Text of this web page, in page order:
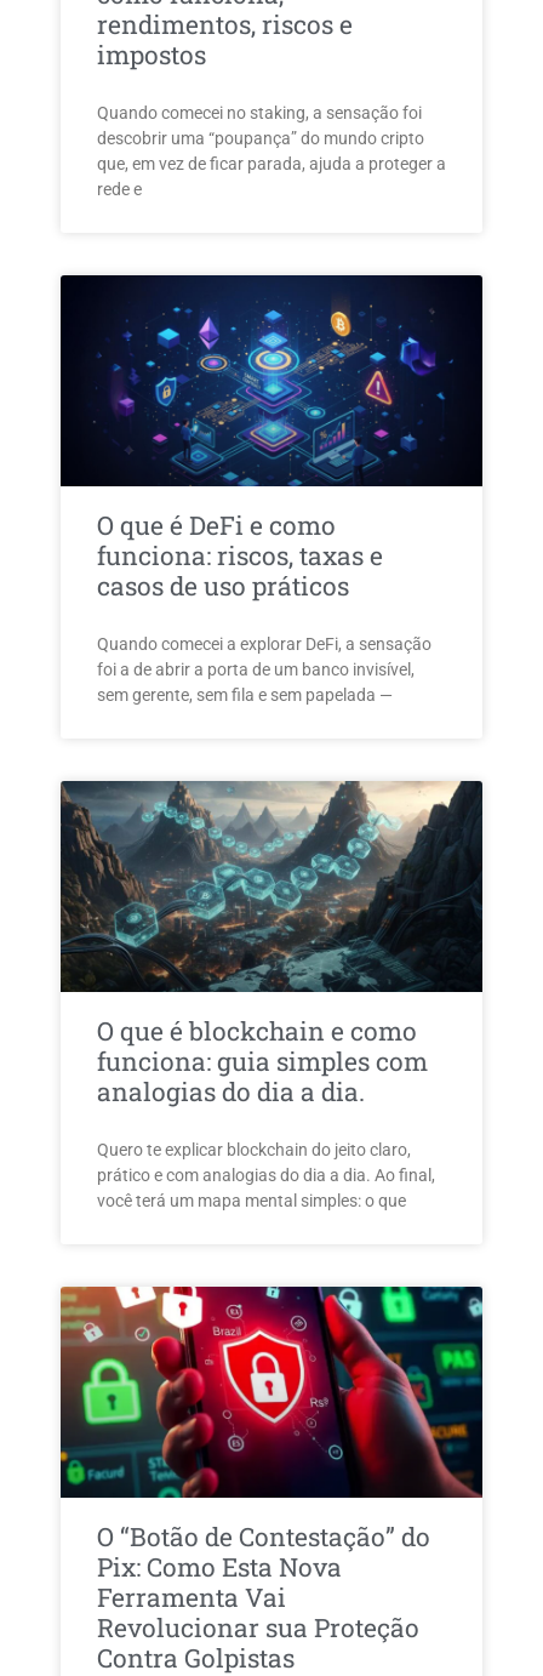
rendimentos, riscos e
impostos
Quando comecei no staking, a sensação foi
descobrir uma “poupança” do mundo cripto
que, em vez de ficar parada, ajuda a proteger a
rede e
O que é DeFi e como
funciona: riscos, taxas e
casos de uso práticos
Quando comecei a explorar DeFi, a sensação
foi a de abrir a porta de um banco invisível,
sem gerente, sem fila e sem papelada —
O que é blockchain e como
funciona: guia simples com
analogias do dia a dia.
Quero te explicar blockchain do jeito claro,
prático e com analogias do dia a dia. Ao final,
você terá um mapa mental simples: o que
O “Botão de Contestação” do
Pix: Como Esta Nova
Ferramenta Vai
Revolucionar sua Proteção
Contra Golpistas